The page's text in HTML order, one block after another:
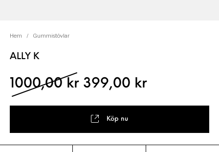
Hem / Gummistövlar
ALLY K
1000,00 kr Det ursprungliga
399,00 krDet
Köp nu